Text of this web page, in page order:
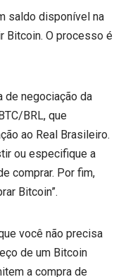
saldo disponível na
Bitcoin. O processo é
de negociação da
BRL, que
ao Real Brasileiro.
ou especifique a
comprar. Por fim,
Bitcoin”.
você não precisa
de um Bitcoin
a compra de